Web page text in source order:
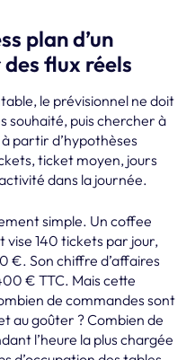
plan d’un
flux réels
le prévisionnel ne doit
souhaité, puis chercher à
partir d’hypothèses
ticket moyen, jours
dans la journée.
simple. Un coffee
vise 140 tickets par jour,
€. Son chiffre d’affaires
€ TTC. Mais cette
de commandes sont
au goûter ? Combien de
l’heure la plus chargée